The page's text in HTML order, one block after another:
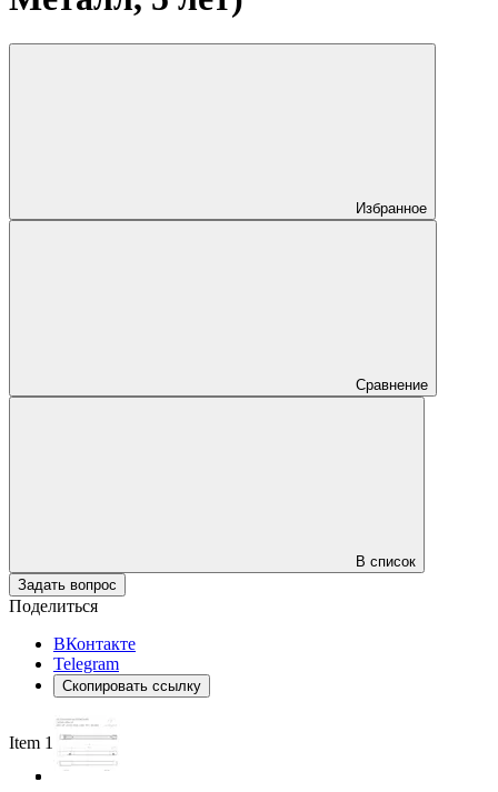
Избранное
Сравнение
В список
Задать вопрос
Поделиться
ВКонтакте
Telegram
Скопировать ссылку
Item 1 of 3